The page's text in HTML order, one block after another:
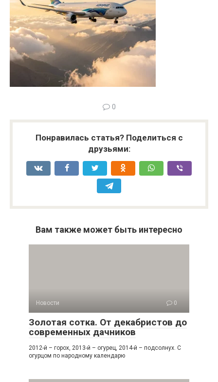
0
Понравилась статья? Поделиться с
друзьями:
Вам также может быть интересно
Новости 0
Золотая сотка. От декабристов до
современных дачников
2012-й – горох, 2013-й – огурец, 2014-й – подсолнух. С
огурцом по народному календарю